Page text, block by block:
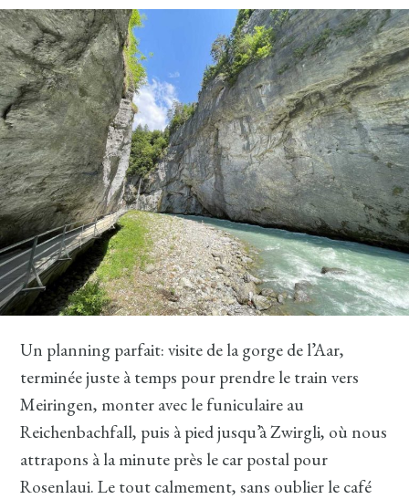
Un planning parfait: visite de la gorge de l’Aar,
terminée juste à temps pour prendre le train vers
Meiringen, monter avec le funiculaire au
Reichenbachfall, puis à pied jusqu’à Zwirgli, où nous
attrapons à la minute près le car postal pour
Rosenlaui. Le tout calmement, sans oublier le café